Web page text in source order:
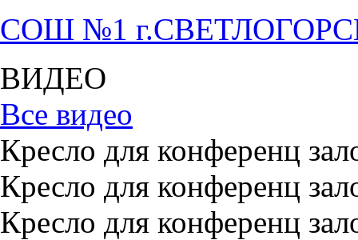
СОШ №1
ВИДЕО
Все видео
Кресло для конференц
Кресло для конференц
Кресло для конференц